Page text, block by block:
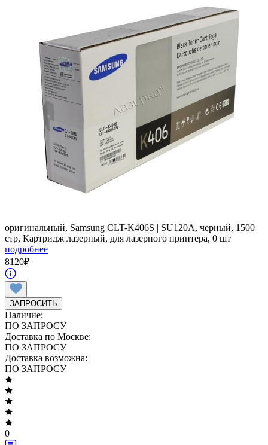
оригинальный, Samsung CLT-K406S | SU120A, черный, 1500
стр, Картридж лазерный, для лазерного принтера, 0 шт
подробнее
8120₽
ЗАПРОСИТЬ
Наличие:
ПО ЗАПРОСУ
Доставка по Москве:
ПО ЗАПРОСУ
Доставка возможна:
ПО ЗАПРОСУ
0